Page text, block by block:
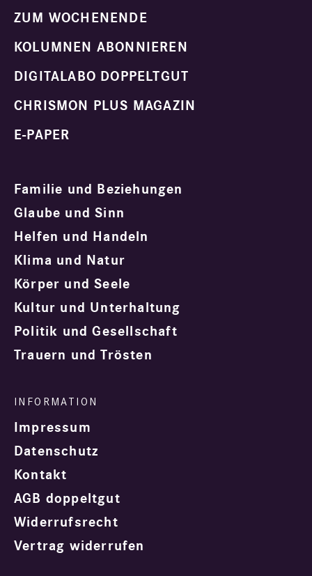
ZUM WOCHENENDE
KOLUMNEN ABONNIEREN
DIGITALABO DOPPELTGUT
CHRISMON PLUS MAGAZIN
E-PAPER
Familie und Beziehungen
Glaube und Sinn
Helfen und Handeln
Klima und Natur
Körper und Seele
Kultur und Unterhaltung
Politik und Gesellschaft
Trauern und Trösten
Impressum
Datenschutz
Kontakt
AGB doppeltgut
Widerrufsrecht
Vertrag widerrufen